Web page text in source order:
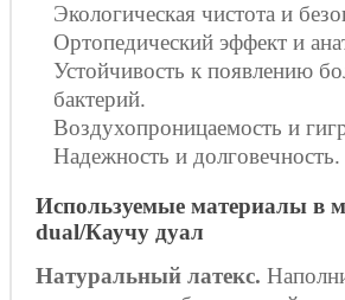
Экологическая чистота и
Ортопедический эффект и
Устойчивость к появлению
бактерий.
Воздухопроницаемость и
Надежность и долговечность.
Используемые материалы в
dual/Каучу дуал
Натуральный латекс.